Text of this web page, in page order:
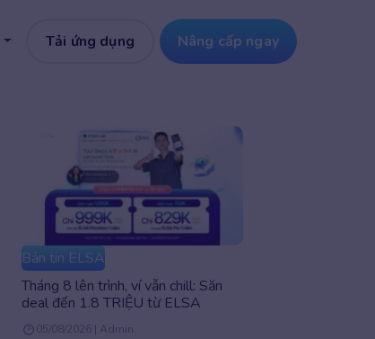
Tải ứng dụng Nâng cấp ngay
Bản tin ELSA
Tháng 8 lên trình, ví vẫn chill: Săn
deal đến 1.8 TRIỆU từ ELSA
05/08/2026 | Admin